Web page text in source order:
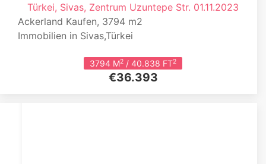
Türkei, Sivas, Zentrum Uzuntepe Str. 01.11.2023
Ackerland Kaufen, 3794 m2
Immobilien in Sivas,Türkei
3794 M2 / 40.838 FT2
€36.393